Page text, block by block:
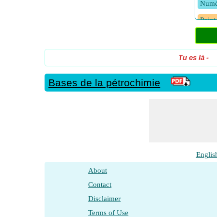
Tu es là-
Bases de la pétrochimie
About
Contact
Disclaimer
Terms of Use